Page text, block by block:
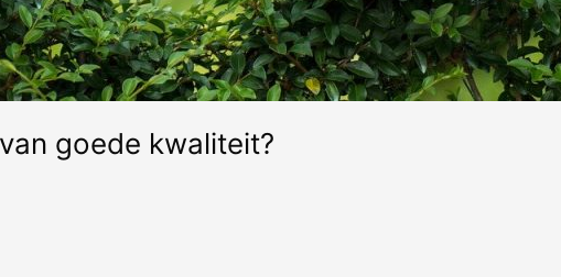
goede kwaliteit?